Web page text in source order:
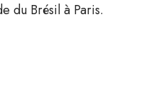
du Brésil à Paris.